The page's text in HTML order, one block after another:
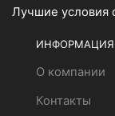
Лучшие условия
ИНФОРМАЦИЯ
О компании
Контакты